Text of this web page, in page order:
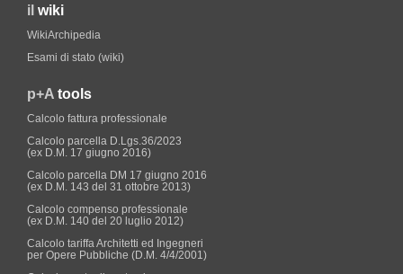
il wiki
WikiArchipedia
Esami di stato (wiki)
p+A tools
Calcolo fattura professionale
Calcolo parcella D.Lgs.36/2023
(ex D.M. 17 giugno 2016)
Calcolo parcella DM 17 giugno 2016
(ex D.M. 143 del 31 ottobre 2013)
Calcolo compenso professionale
(ex D.M. 140 del 20 luglio 2012)
Calcolo tariffa Architetti ed Ingegneri
per Opere Pubbliche (D.M. 4/4/2001)